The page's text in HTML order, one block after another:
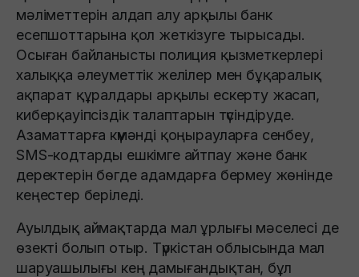
мәліметтерін алдап алу арқылы банк
есепшоттарына қол жеткізуге тырысады.
Осыған байланысты полиция қызметкерлері
халыққа әлеуметтік желілер мен бұқаралық
ақпарат құралдары арқылы ескерту жасап,
киберқауіпсіздік талаптарын түсіндіруде.
Азаматтарға күмәнді қоңырауларға сенбеу,
SMS-кодтарды ешкімге айтпау және банк
деректерін бөгде адамдарға бермеу жөнінде
кеңестер беріледі.
Ауылдық аймақтарда мал ұрлығы мәселесі де
өзекті болып отыр. Түркістан облысында мал
шаруашылығы кең дамығандықтан, бұл